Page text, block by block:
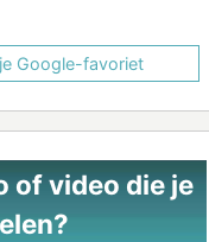
Google-favoriet
of video die je